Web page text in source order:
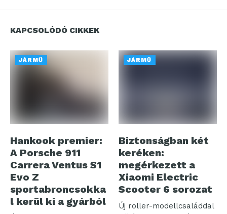
KAPCSOLÓDÓ CIKKEK
JÁRMŰ
Hankook premier:
A Porsche 911
Carrera Ventus S1
Evo Z
sportabroncsokka
l kerül ki a gyárból
JÁRMŰ
Biztonságban két
keréken:
megérkezett a
Xiaomi Electric
Scooter 6 sorozat
Új roller-modellcsaláddal